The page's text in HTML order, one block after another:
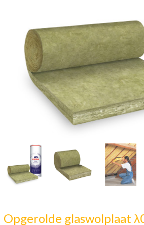
Opgerolde glaswolplaat